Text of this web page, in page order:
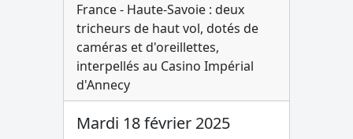
France - Haute-Savoie : deux
tricheurs de haut vol, dotés de
caméras et d'oreillettes,
interpellés au Casino Impérial
d'Annecy
Mardi 18 février 2025